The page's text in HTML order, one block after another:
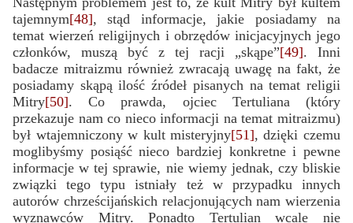
tajemnym[48], stąd informacje, jakie posiadamy na
temat wierzeń religijnych i obrzędów inicjacyjnych jego
członków, muszą być z tej racji „skąpe”[49]. Inni
badacze mitraizmu również zwracają uwagę na fakt, że
posiadamy skąpą ilość źródeł pisanych na temat religii
Mitry[50]. Co prawda, ojciec Tertuliana (który
przekazuje nam co nieco informacji na temat mitraizmu)
był wtajemniczony w kult misteryjny[51], dzięki czemu
moglibyśmy posiąść nieco bardziej konkretne i pewne
informacje w tej sprawie, nie wiemy jednak, czy bliskie
związki tego typu istniały też w przypadku innych
autorów chrześcijańskich relacjonujących nam wierzenia
wyznawców Mitry. Ponadto Tertulian wcale nie